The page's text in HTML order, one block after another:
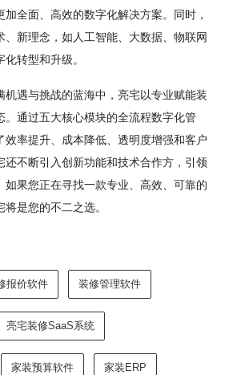
全面、高效的数字化解决方案。同时，
、新理念，如人工智能、大数据、物联网
转型和升级。
机遇与挑战的蓝海中，亮宅以专业赋能装
。通过五大核心模块的全流程数字化管
效率提升、成本降低、透明度增强和客户
还不断引入创新功能和技术合作方，引领
如果您正在寻找一款专业、高效、可靠的
是您的不二之选。
报价软件 装修管理软件
亮宅装修SaaS系统
家装预算软件 家装ERP